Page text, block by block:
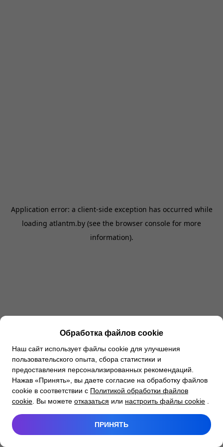
Application error: a client-side exception has occurred while
loading atlantm.by (see the browser console for more
information).
Обработка файлов cookie
Наш сайт использует файлы cookie для улучшения
пользовательского опыта, сбора статистики и
предоставления персонализированных рекомендаций.
Нажав «Принять», вы даете согласие на обработку файлов
cookie в соответствии с Политикой обработки файлов
cookie . Вы можете отказаться или настроить файлы cookie
ПРИНЯТЬ